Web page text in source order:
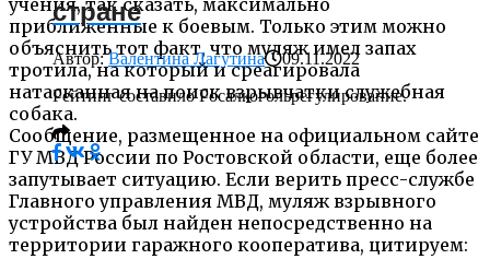
приближенные к боевым. Только этим можно
объяснить тот факт, что муляж имел запах
тротила, на который и среагировала
натасканная на поиск взрывчатки служебная
собака.
Сообщение, размещенное на официальном сайте
ГУ МВД России по Ростовской области, еще более
запутывает ситуацию. Если верить пресс-службе
Главного управления МВД, муляж взрывного
устройства был найден непосредственно на
территории гаражного кооператива, цитируем:
стране
Автор:Валентина Лагутина
09.11.2022
Рейтинг составило Росалкогольрегулирование.